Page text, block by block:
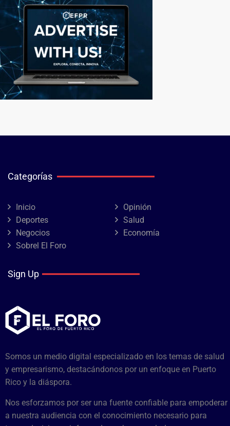
Categorías
Inicio
Opinión
Deportes
Salud
Negocios
Economía
Sobrel El Foro
Sign Up
Somos un medio digital especializado en los temas de salud
y empresarismo, destacándonos por un enfoque en Puerto
Rico y la diáspora.
Nos esforzamos por ser una fuente confiable para empoderar
a nuestra audiencia con el conocimiento necesario para